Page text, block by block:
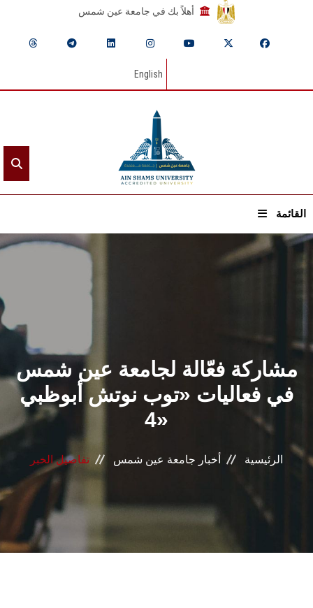
أهلاً بك في جامعة عين شمس
English
القائمة
الرئيسيـة
القطاعـات
الشئون الأكاديمية
البحث العلمي
المراكز والوحدات
الأنظمة الذكية
مشاركة فعّالة لجامعة عين شمس
في فعاليات «توب نوتش أبوظبي
4»
الرئيسية أخبار جامعة عين شمس تفاصيل الخبر